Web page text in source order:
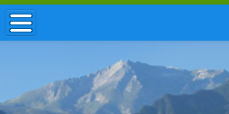
ACCUEIL / INFOS
MUNICIPALITÉ